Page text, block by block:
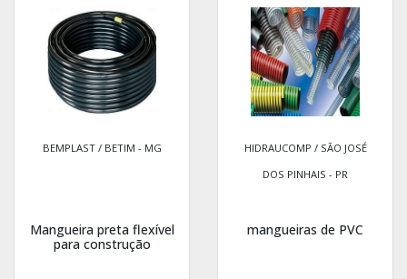
BEMPLAST / BETIM - MG
Mangueira preta flexível
para construção
HIDRAUCOMP / SÃO JOSÉ
DOS PINHAIS - PR
mangueiras de PVC